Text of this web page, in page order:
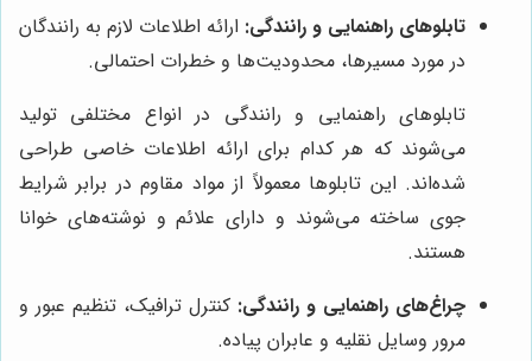
تابلوهای راهنمایی و رانندگی: ارائه اطلاعات لازم به رانندگان
در مورد مسیرها، محدودیت‌ها و خطرات احتمالی.
تابلوهای راهنمایی و رانندگی در انواع مختلفی تولید
می‌شوند که هر کدام برای ارائه اطلاعات خاصی طراحی
شده‌اند. این تابلوها معمولاً از مواد مقاوم در برابر شرایط
جوی ساخته می‌شوند و دارای علائم و نوشته‌های خوانا
هستند.
چراغ‌های راهنمایی و رانندگی: کنترل ترافیک، تنظیم عبور و
مرور وسایل نقلیه و عابران پیاده.